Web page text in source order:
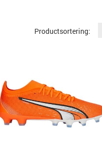
Productsortering: